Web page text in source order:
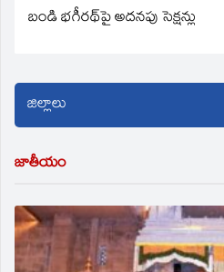
బండి భగీరథ్‌పై అదనపు సెక్షన్లు
జాతీయం